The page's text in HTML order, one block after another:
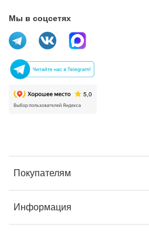
Покупателям
Информация
Мы в соцсетях